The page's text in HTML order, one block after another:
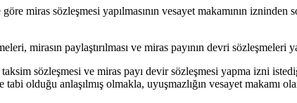
miras sözleşmesi yapılmasının vesayet makamının
mirasın paylaştırılması ve miras payının devri sözleşmeleri
sözleşmesi ve miras payı devir sözleşmesi yapma izni
tabi olduğu anlaşılmış olmakla, uyuşmazlığın vesayet